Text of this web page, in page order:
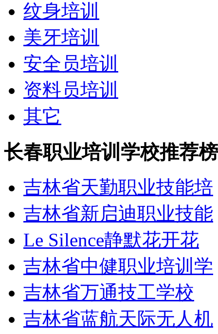
纹身培训
美牙培训
安全员培训
资料员培训
其它
长春职业培训学校推荐榜
吉林省天勤职业技能培
吉林省新启迪职业技能
Le Silence静默花开花
吉林省中健职业培训学
吉林省万通技工学校
吉林省蓝航天际无人机